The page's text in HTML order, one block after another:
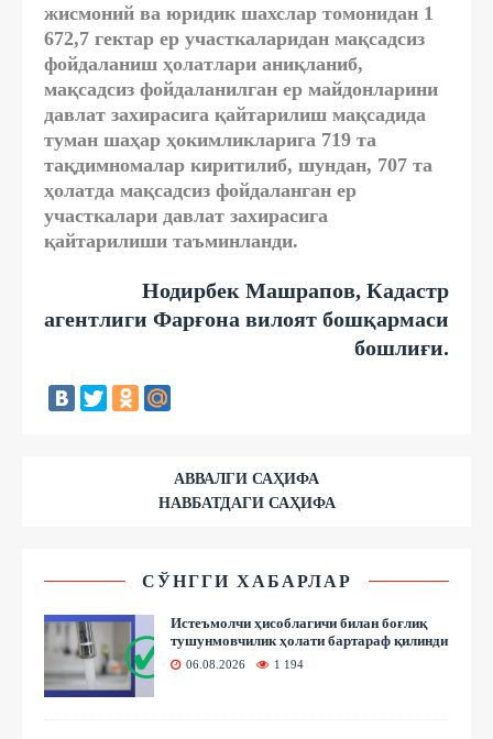
жисмоний ва юридик шахслар томонидан 1
672,7 гектар ер участкаларидан мақсадсиз
фойдаланиш ҳолатлари аниқланиб,
мақсадсиз фойдаланилган ер майдонларини
давлат захирасига қайтарилиш мақсадида
туман шаҳар ҳокимликларига 719 та
тақдимномалар киритилиб, шундан, 707 та
ҳолатда мақсадсиз фойдаланган ер
участкалари давлат захирасига
қайтарилиши таъминланди.
Нодирбек Машрапов, Кадастр
агентлиги Фарғона вилоят бошқармаси
бошлиғи.
АВВАЛГИ САҲИФА
НАВБАТДАГИ САҲИФА
СЎНГГИ ХАБАРЛАР
Истеъмолчи ҳисоблагичи билан боғлиқ
тушунмовчилик ҳолати бартараф қилинди
06.08.2026 1 194